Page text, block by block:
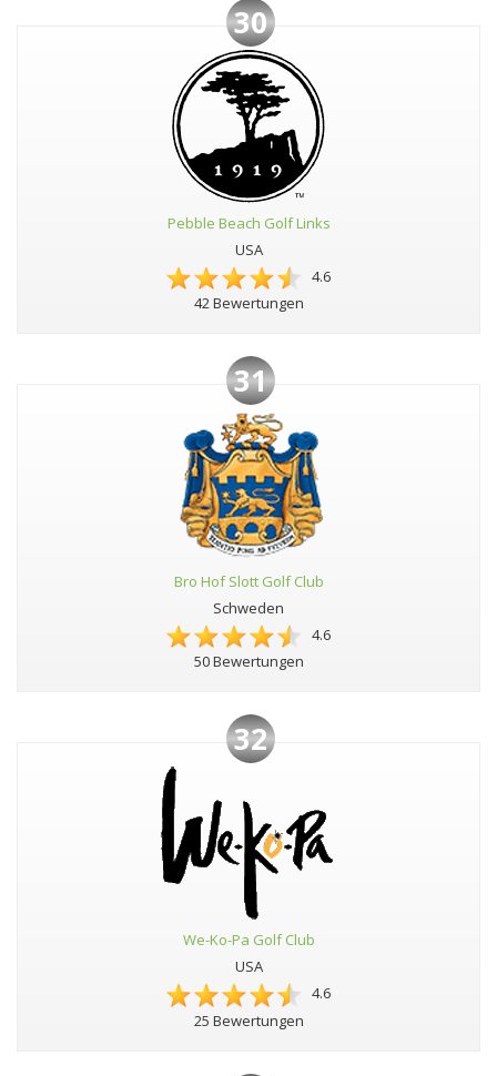
30
Pebble Beach Golf Links
USA
4.6
42 Bewertungen
31
Bro Hof Slott Golf Club
Schweden
4.6
50 Bewertungen
32
We-Ko-Pa Golf Club
USA
4.6
25 Bewertungen